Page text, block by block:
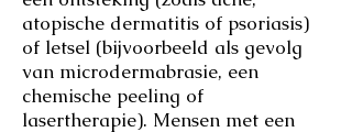
atopische dermatitis of psoriasis)
of letsel (bijvoorbeeld als gevolg
van microdermabrasie, een
chemische peeling of
lasertherapie). Mensen met een